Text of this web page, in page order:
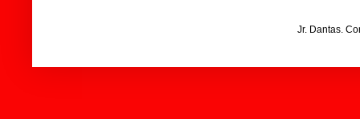
Jr. Dantas.